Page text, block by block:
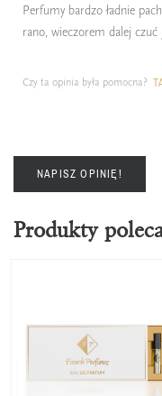
Perfumy bardzo ładnie
rano, wieczorem dalej
Czy ta opinia była pomocna?
NAPISZ OPINIĘ!
Produkty